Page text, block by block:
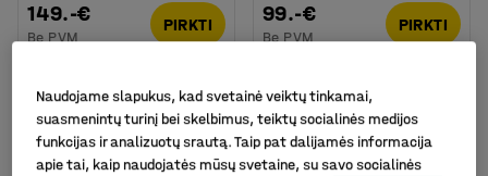
149.-€
Be PVM
PIRKTI 99.-€
Be PVM
PIRKTI
Naudojame slapukus, kad svetainė veiktų tinkamai,
suasmenintų turinį bei skelbimus, teiktų socialinės medijos
funkcijas ir analizuotų srautą. Taip pat dalijamės informacija
apie tai, kaip naudojatės mūsų svetaine, su savo socialinės